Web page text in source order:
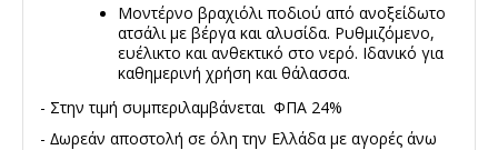
Μοντέρνο βραχιόλι ποδιού από ανοξείδωτο
ατσάλι με βέργα και αλυσίδα. Ρυθμιζόμενο,
ευέλικτο και ανθεκτικό στο νερό. Ιδανικό για
καθημερινή χρήση και θάλασσα.
- Στην τιμή συμπεριλαμβάνεται ΦΠΑ 24%
- ∆ωρεάν αποστολή σε όλη την Ελλάδα με αγορές άνω